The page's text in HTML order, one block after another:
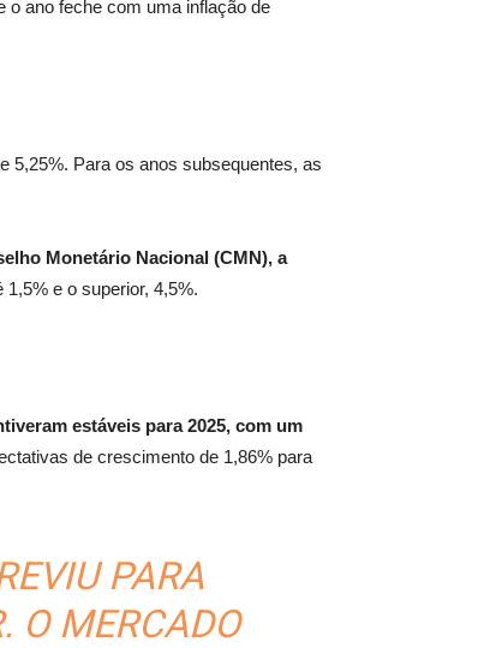
o ano feche com uma inflação de
5,25%. Para os anos subsequentes, as
Monetário Nacional (CMN), a
e o superior, 4,5%.
estáveis para 2025, com um
de crescimento de 1,86% para
PARA
O MERCADO